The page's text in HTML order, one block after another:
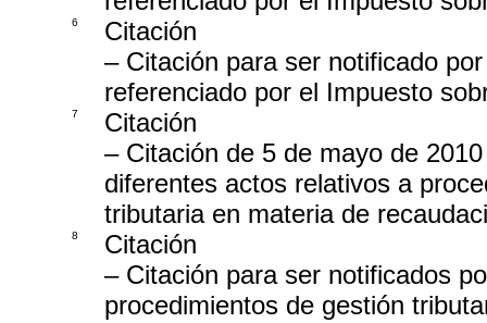
6
Citación
– Citación para ser notificado
referenciado por el Impuesto
7
Citación
– Citación de 5 de mayo de
diferentes actos relativos a
tributaria en materia de
8
Citación
– Citación para ser notificados
procedimientos de gestión